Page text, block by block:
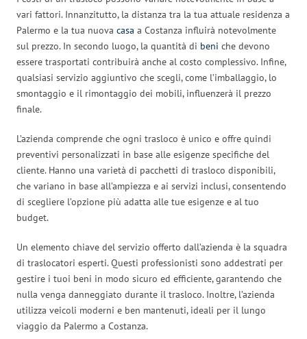
vari fattori. Innanzitutto, la distanza tra la tua attuale residenza a
Palermo e la tua nuova casa a Costanza influirà notevolmente
sul prezzo. In secondo luogo, la quantità di beni che devono
essere trasportati contribuirà anche al costo complessivo. Infine,
qualsiasi servizio aggiuntivo che scegli, come l’imballaggio, lo
smontaggio e il rimontaggio dei mobili, influenzerà il prezzo
finale.
L’azienda comprende che ogni trasloco è unico e offre quindi
preventivi personalizzati in base alle esigenze specifiche del
cliente. Hanno una varietà di pacchetti di trasloco disponibili,
che variano in base all’ampiezza e ai servizi inclusi, consentendo
di scegliere l’opzione più adatta alle tue esigenze e al tuo
budget.
Un elemento chiave del servizio offerto dall’azienda è la squadra
di traslocatori esperti. Questi professionisti sono addestrati per
gestire i tuoi beni in modo sicuro ed efficiente, garantendo che
nulla venga danneggiato durante il trasloco. Inoltre, l’azienda
utilizza veicoli moderni e ben mantenuti, ideali per il lungo
viaggio da Palermo a Costanza.